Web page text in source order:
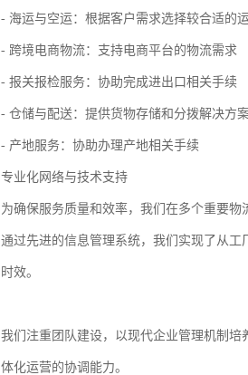
- 海运与空运：根据客户需求选择较合适的
- 跨境电商物流：支持电商平台的物流需求
- 报关报检服务：协助完成进出口相关手续
- 仓储与配送：提供货物存储和分拨解决方
- 产地服务：协助办理产地相关手续
专业化网络与技术支持
为确保服务质量和效率，我们在多个重要物
通过先进的信息管理系统，我们实现了从
时效。
我们注重团队建设，以现代企业管理机制
体化运营的协调能力。